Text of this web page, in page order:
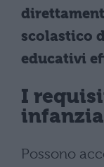
scolastico
educativi
I
Possono